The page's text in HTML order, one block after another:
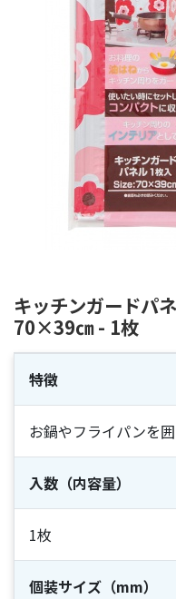
キッチンガードパ
70×39㎝ - 1枚
特徴
お鍋やフライパンを
入数（内容量）
1枚
個装サイズ（mm）